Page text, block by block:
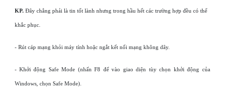
KP.Đây chẳng phải là tin tốt lành nhưng trong hầu hết các trường hợp đều có thể
khắc phục.
- Rút cáp mạng khỏi máy tính hoặc ngắt kết nối mạng không dây.
- Khởi động Safe Mode (nhấn F8 để vào giao diện tùy chọn khởi động của
Windows, chọn Safe Mode).